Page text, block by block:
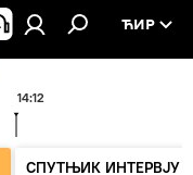
ЋИР
14:12
СПУТЊИК ИНТЕРВЈУ